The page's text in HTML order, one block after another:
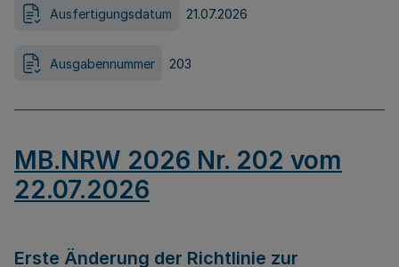
Ausfertigungsdatum 21.07.2026
Ausgabennummer 203
MB.NRW 2026 Nr. 202 vom
22.07.2026
Erste Änderung der Richtlinie zur